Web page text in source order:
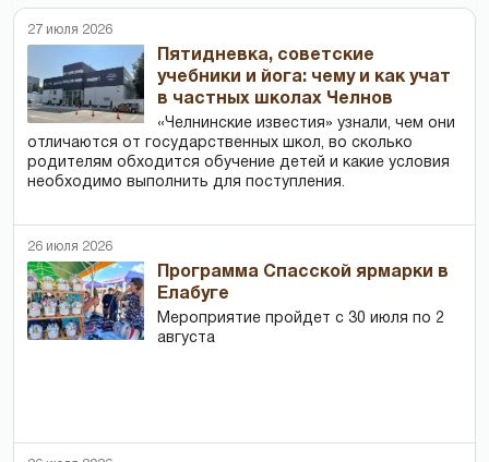
27 июля 2026
Пятидневка, советские
учебники и йога: чему и как учат
в частных школах Челнов
«Челнинские известия» узнали, чем они
отличаются от государственных школ, во сколько
родителям обходится обучение детей и какие условия
необходимо выполнить для поступления.
26 июля 2026
Программа Спасской ярмарки в
Елабуге
Мероприятие пройдет с 30 июля по 2
августа